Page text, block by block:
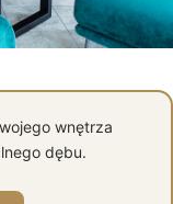
wnętrza
dębu.